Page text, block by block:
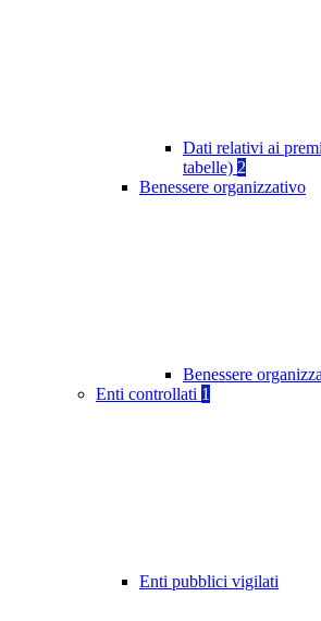
Dati relativi ai
tabelle) 2
Benessere organizzativo
Benessere
Enti controllati 1
Enti pubblici vigilati